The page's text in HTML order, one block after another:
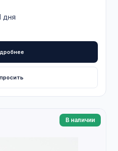
дня
В наличии